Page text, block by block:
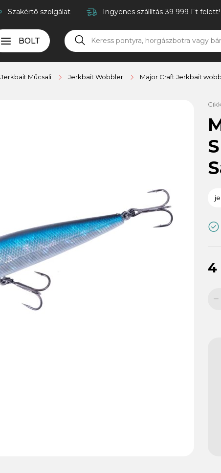
Szakértő szolgálat Ingyenes szállítás 39 999 Ft felett!
BOLT
Jerkbait Műcsali Jerkbait Wobbler Major Craft Jerkbait
4